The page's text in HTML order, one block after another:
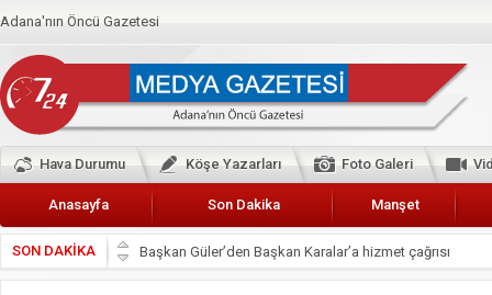
Adana'nın Öncü Gazetesi
Hava Durumu Köşe Yazarları Foto Galeri
Anasayfa Son Dakika Manşet
SON DAKİKA
Başkan Güler’den Başkan Karalar’a hizmet çağrısı
Lokantacılar ve Kebapçılar Esnaf Odası Başkanı Şefik